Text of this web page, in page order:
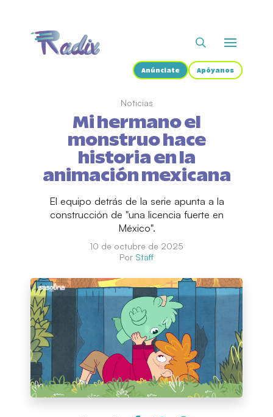
Anúnciate Apóyanos
Noticias
Mi hermano el
monstruo hace
historia en la
animación mexicana
El equipo detrás de la serie apunta a la
construcción de "una licencia fuerte en
México".
10 de octubre de 2025
Por Staff